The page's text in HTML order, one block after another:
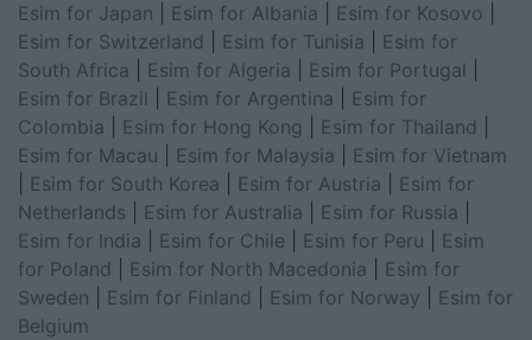
Esim for Japan
Esim for Albania Esim for Kosovo
Esim for Switzerland
Esim for Tunisia
Esim for
South Africa
Esim for Algeria Esim for Portugal
Esim for Brazil
Esim for Argentina
Esim for
Colombia
Esim for Hong Kong Esim for Thailand
Esim for Macau
Esim for Malaysia
Esim for Vietnam
Esim for South Korea Esim for Austria
Esim for
Netherlands
Esim for Australia Esim for Russia
Esim for India
Esim for Chile Esim for Peru
Esim
for Poland
Esim for North Macedonia
Esim for
Sweden
Esim for Finland Esim for Norway
Esim for
Belgium